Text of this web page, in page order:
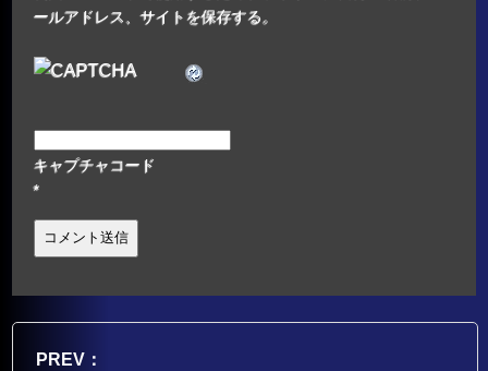
ールアドレス、サイトを保存する。
キャプチャコード
*
PREV：